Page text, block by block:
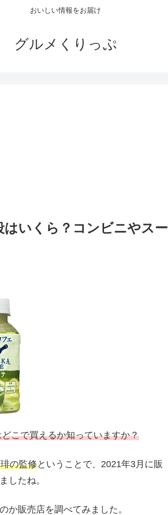
おいしい情報をお届け
グルメくりっぷ
いくら？コンビニやスー
どこで買えるか知っていますか？
の監修ということで、2021年3月に販
したね。
か販売店を調べてみました。